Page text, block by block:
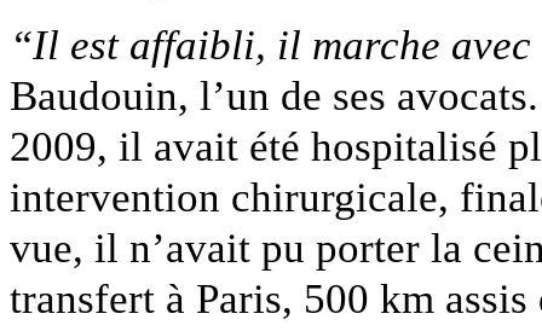
“Il est affaibli, il marche avec
Baudouin, l’un de ses
2009, il avait été hospitalisé
intervention chirurgicale,
vue, il n’avait pu porter la
transfert à Paris, 500 km